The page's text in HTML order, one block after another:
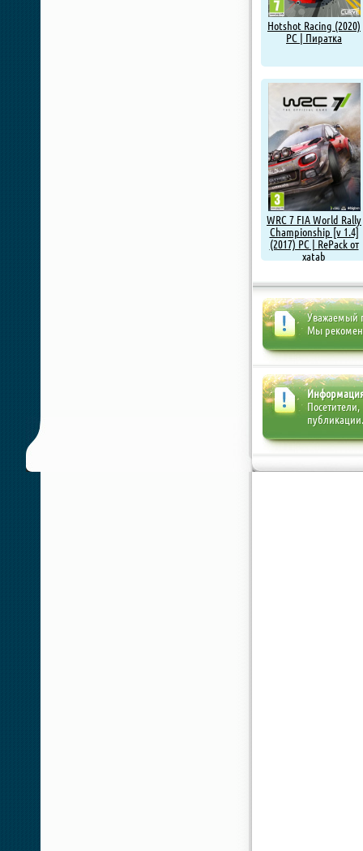
Hotshot Racing (2020)
PC | Пиратка
WRC 7 FIA World Rally
Championship [v 1.4]
(2017) PC | RePack от
xatab
Уважаемый
Мы
публикации.